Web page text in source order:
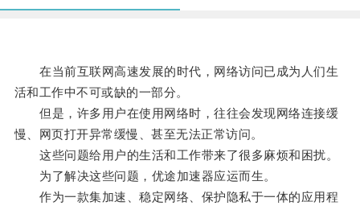
在当前互联网高速发展的时代，网络访问已成为人们生
活和工作中不可或缺的一部分。
但是，许多用户在使用网络时，往往会发现网络连接缓
慢、网页打开异常缓慢、甚至无法正常访问。
这些问题给用户的生活和工作带来了很多麻烦和困扰。
为了解决这些问题，优途加速器应运而生。
作为一款集加速、稳定网络、保护隐私于一体的应用程